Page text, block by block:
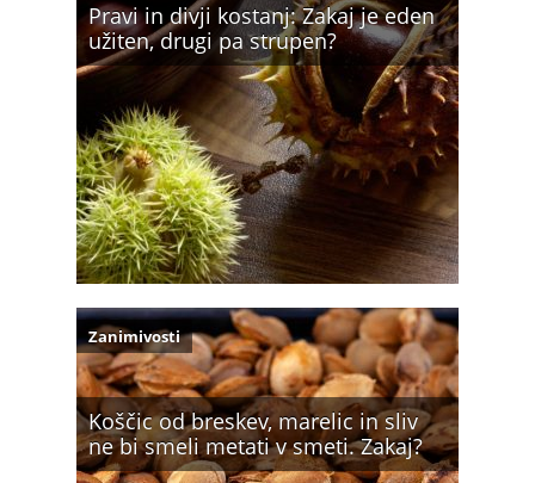
Pravi in divji kostanj: Zakaj je eden
užiten, drugi pa strupen?
Koščic od breskev, marelic in sliv
ne bi smeli metati v smeti. Zakaj?
Zanimivosti